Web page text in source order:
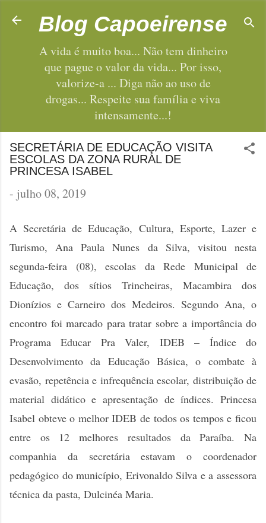
Pular para o conteúdo principal
Blog Capoeirense
A vida é muito boa... Não tem dinheiro
que pague o valor da vida... Por isso,
valorize-a ... Diga não ao uso de
drogas... Respeite sua família e viva
intensamente...!
SECRETÁRIA DE EDUCAÇÃO VISITA
ESCOLAS DA ZONA RURAL DE
PRINCESA ISABEL
- julho 08, 2019
A Secretária de Educação, Cultura, Esporte, Lazer e
Turismo, Ana Paula Nunes da Silva, visitou nesta
segunda-feira (08), escolas da Rede Municipal de
Educação, dos sítios Trincheiras, Macambira dos
Dionízios e Carneiro dos Medeiros. Segundo Ana, o
encontro foi marcado para tratar sobre a importância do
Programa Educar Pra Valer, IDEB – Índice do
Desenvolvimento da Educação Básica, o combate à
evasão, repetência e infrequência escolar, distribuição de
material didático e apresentação de índices. Princesa
Isabel obteve o melhor IDEB de todos os tempos e ficou
entre os 12 melhores resultados da Paraíba. Na
companhia da secretária estavam o coordenador
pedagógico do município, Erivonaldo Silva e a assessora
técnica da pasta, Dulcinéa Maria.